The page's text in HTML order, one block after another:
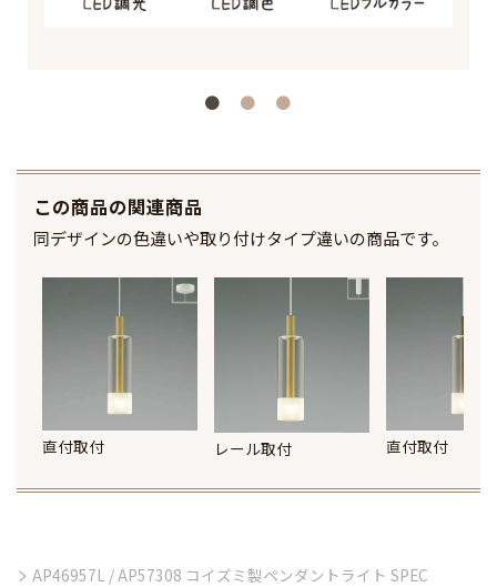
この商品の関連商品
同デザインの色違いや取り付けタイプ違いの商品です。
直付取付 レール取付 直付取付
AP46957L / AP57308 コイズミ製ペンダントライト SPEC